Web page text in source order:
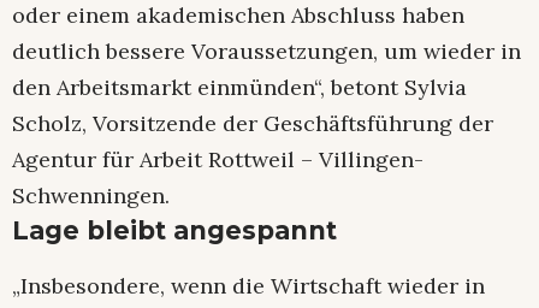
oder einem akademischen Abschluss haben
deutlich bessere Voraussetzungen, um wieder in
den Arbeitsmarkt einmünden“, betont Sylvia
Scholz, Vorsitzende der Geschäftsführung der
Agentur für Arbeit Rottweil – Villingen-
Schwenningen.
Lage bleibt angespannt
„Insbesondere, wenn die Wirtschaft wieder in